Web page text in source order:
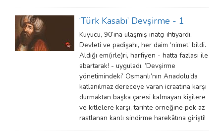
‘Türk Kasabı’ Devşirme - 1
Kuyucu, 90’ına ulaşmış inatçı ihtiyardı.
Devleti ve padişahı, her daim ‘nimet’ bildi.
Aldığı em(irle)ri, harfiyen - hatta fazlası ile
abartarak! - uyguladı. ‘Devşirme
yönetimindeki’ Osmanlı’nın Anadolu’da
katlanılmaz dereceye varan icraatına karşı
durmaktan başka çaresi kalmayan kişilere
ve kitlelere karşı, tarihte örneğine pek az
rastlanan kanlı sindirme harekâtına girişti!